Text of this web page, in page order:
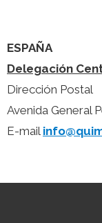
ESPAÑA
Delegación
Dirección Postal
Avenida General
E-mail